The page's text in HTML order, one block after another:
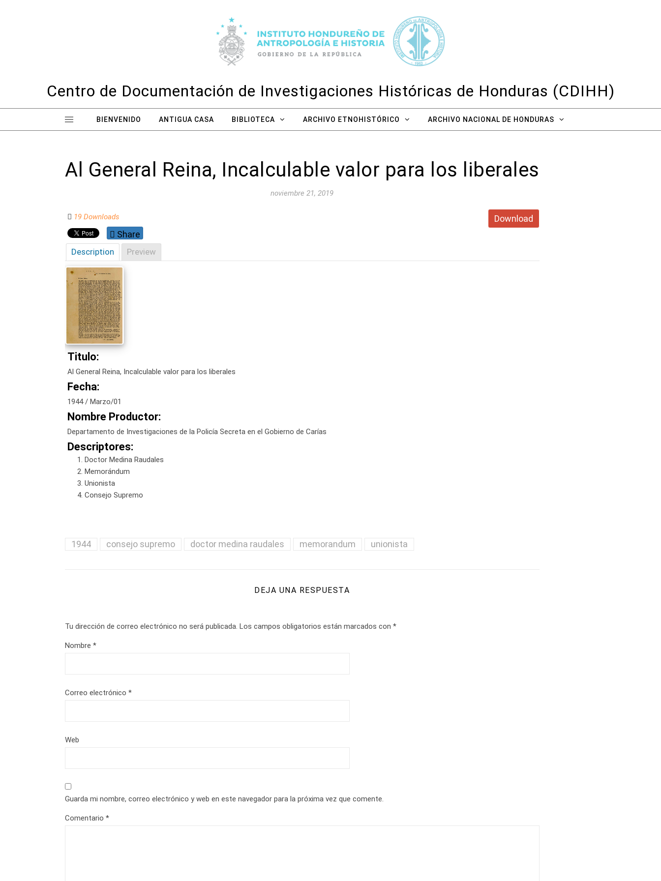
Centro de Documentación de Investigaciones Históricas de Honduras (CDIHH)
BIENVENIDO ANTIGUA CASA BIBLIOTECA ARCHIVO ETNOHISTÓRICO ARCHIVO NACIONAL DE HONDURAS
Al General Reina, Incalculable valor para los liberales
noviembre 21, 2019
Download
19 Downloads
Share
Description Preview
Titulo:
Al General Reina, Incalculable valor para los liberales
Fecha:
1944 / Marzo/01
Nombre Productor:
Departamento de Investigaciones de la Policía Secreta en el Gobierno de Carías
Descriptores:
Doctor Medina Raudales
Memorándum
Unionista
Consejo Supremo
1944 consejo supremo doctor medina raudales memorandum unionista
DEJA UNA RESPUESTA
Tu dirección de correo electrónico no será publicada. Los campos obligatorios están marcados con *
Nombre *
Correo electrónico *
Web
Guarda mi nombre, correo electrónico y web en este navegador para la próxima vez que comente.
Comentario *